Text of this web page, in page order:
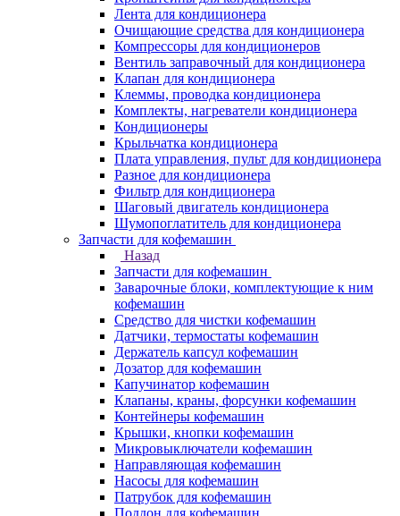
Лента для кондиционера
Очищающие средства для кондиционера
Компрессоры для кондиционеров
Вентиль заправочный для кондиционера
Клапан для кондиционера
Клеммы, проводка кондиционера
Комплекты, нагреватели кондиционера
Кондиционеры
Крыльчатка кондиционера
Плата управления, пульт для кондиционера
Разное для кондиционера
Фильтр для кондиционера
Шаговый двигатель кондиционера
Шумопоглатитель для кондиционера
Запчасти для кофемашин
Назад
Запчасти для кофемашин
Заварочные блоки, комплектующие к ним
кофемашин
Средство для чистки кофемашин
Датчики, термостаты кофемашин
Держатель капсул кофемашин
Дозатор для кофемашин
Капучинатор кофемашин
Клапаны, краны, форсунки кофемашин
Контейнеры кофемашин
Крышки, кнопки кофемашин
Микровыключатели кофемашин
Направляющая кофемашин
Насосы для кофемашин
Патрубок для кофемашин
Поддон для кофемашин